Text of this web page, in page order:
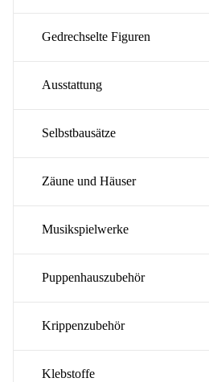
Gedrechselte Figuren
Ausstattung
Selbstbausätze
Zäune und Häuser
Musikspielwerke
Puppenhauszubehör
Krippenzubehör
Klebstoffe